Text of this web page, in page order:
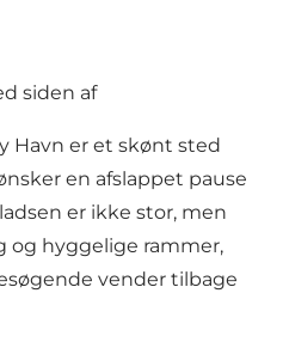
siden af
Havn er et skønt sted
en afslappet pause
er ikke stor, men
og hyggelige rammer,
vender tilbage